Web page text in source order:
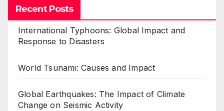
Recent Posts
International Typhoons: Global Impact and
Response to Disasters
World Tsunami: Causes and Impact
Global Earthquakes: The Impact of Climate
Change on Seismic Activity